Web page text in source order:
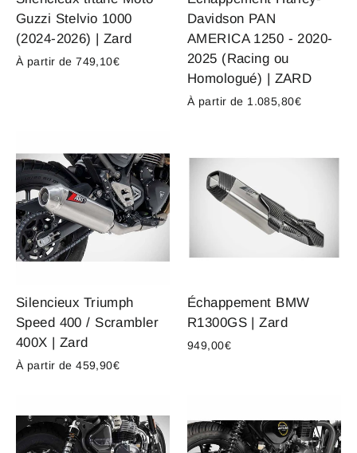
Guzzi Stelvio 1000
(2024-2026) | Zard
À partir de 749,10€
Davidson PAN
AMERICA 1250 - 2020-
2025 (Racing ou
Homologué) | ZARD
À partir de 1.085,80€
Silencieux Triumph
Speed 400 / Scrambler
400X | Zard
À partir de 459,90€
Échappement BMW
R1300GS | Zard
949,00€